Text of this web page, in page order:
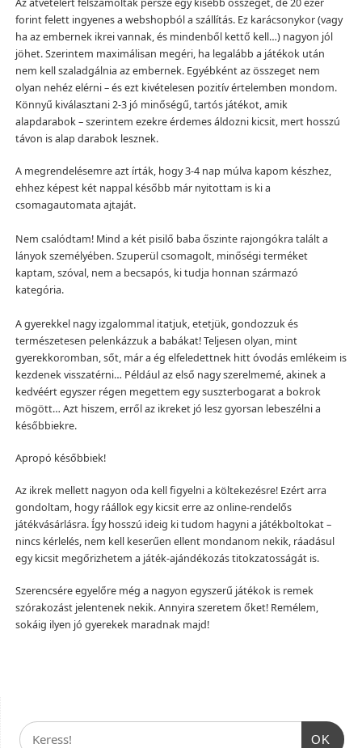
Az átvételért felszámoltak persze egy kisebb összeget, de 20 ezer
forint felett ingyenes a webshopból a szállítás. Ez karácsonykor (vagy
ha az embernek ikrei vannak, és mindenből kettő kell…) nagyon jól
jöhet. Szerintem maximálisan megéri, ha legalább a játékok után
nem kell szaladgálnia az embernek. Egyébként az összeget nem
olyan nehéz elérni – és ezt kivételesen pozitív értelemben mondom.
Könnyű kiválasztani 2-3 jó minőségű, tartós játékot, amik
alapdarabok – szerintem ezekre érdemes áldozni kicsit, mert hosszú
távon is alap darabok lesznek.
A megrendelésemre azt írták, hogy 3-4 nap múlva kapom készhez,
ehhez képest két nappal később már nyitottam is ki a
csomagautomata ajtaját.
Nem csalódtam! Mind a két pisilő baba őszinte rajongókra talált a
lányok személyében. Szuperül csomagolt, minőségi terméket
kaptam, szóval, nem a becsapós, ki tudja honnan származó
kategória.
A gyerekkel nagy izgalommal itatjuk, etetjük, gondozzuk és
természetesen pelenkázzuk a babákat! Teljesen olyan, mint
gyerekkoromban, sőt, már a ég elfeledettnek hitt óvodás emlékeim is
kezdenek visszatérni… Például az első nagy szerelmemé, akinek a
kedvéért egyszer régen megettem egy suszterbogarat a bokrok
mögött… Azt hiszem, erről az ikreket jó lesz gyorsan lebeszélni a
későbbiekre.
Apropó későbbiek!
Az ikrek mellett nagyon oda kell figyelni a költekezésre! Ezért arra
gondoltam, hogy ráállok egy kicsit erre az online-rendelős
játékvásárlásra. Így hosszú ideig ki tudom hagyni a játékboltokat –
nincs kérlelés, nem kell keserűen ellent mondanom nekik, ráadásul
egy kicsit megőrizhetem a játék-ajándékozás titokzatosságát is.
Szerencsére egyelőre még a nagyon egyszerű játékok is remek
szórakozást jelentenek nekik. Annyira szeretem őket! Remélem,
sokáig ilyen jó gyerekek maradnak majd!
OK